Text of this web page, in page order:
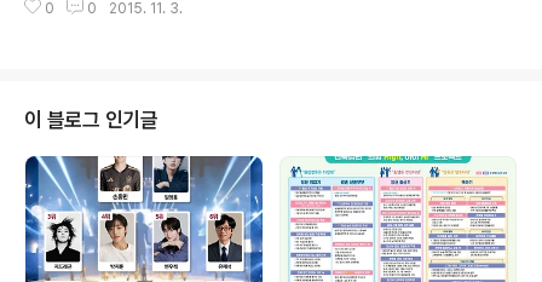
lm Festival, www.kalpanirjhar.com)에서 2014-2015년 부산국제단편영
연기상을 수상한 윤가은 감독의 , 부산시네필어워드를 수상한 구교환 감독의 ,
2015년 최우수작품상을 수상한 이상아..
0 0 2015. 11. 3.
이 블로그 인기글